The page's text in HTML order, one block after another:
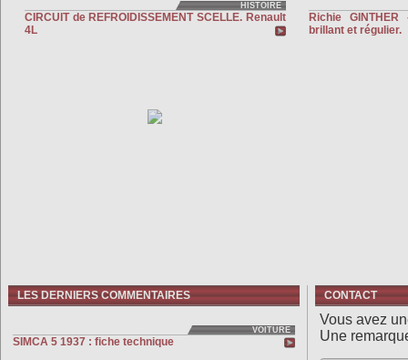
HISTOIRE
CIRCUIT de REFROIDISSEMENT SCELLE. Renault
4L
Richie
brillant et régulier.
LES DERNIERS COMMENTAIRES
VOITURE
SIMCA 5 1937 : fiche technique
CONTACT
Vous avez
Une